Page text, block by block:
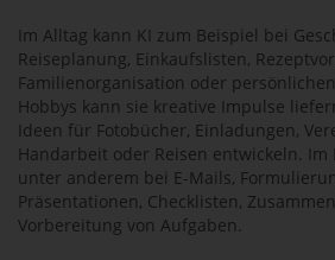
Im Alltag kann KI zum Beispiel bei
Reiseplanung, Einkaufslisten,
Familienorganisation oder
Hobbys kann sie kreative Impulse
Ideen für Fotobücher, Einladungen,
Handarbeit oder Reisen entwickeln. Im
unter anderem bei E-Mails,
Präsentationen, Checklisten,
Vorbereitung von Aufgaben.